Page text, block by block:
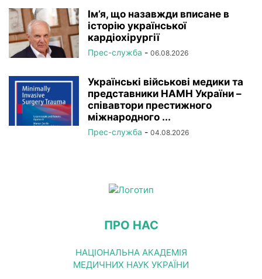
Ім’я, що назавжди вписане в
історію української
кардіохірургії
Прес-служба - 06.08.2026
Українські військові медики та
представники НАМН України –
співавтори престижного
міжнародного ...
Прес-служба - 04.08.2026
ПРО НАС
НАЦІОНАЛЬНА АКАДЕМІЯ
МЕДИЧНИХ НАУК УКРАЇНИ